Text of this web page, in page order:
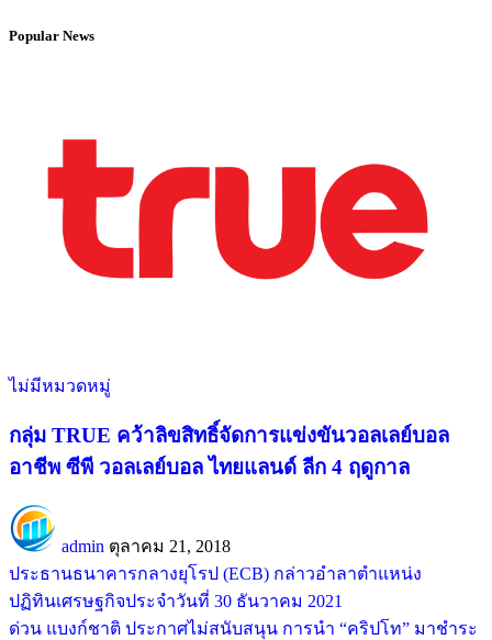
Popular News
ไม่มีหมวดหมู่
กลุ่ม TRUE คว้าลิขสิทธิ์จัดการแข่งขันวอลเลย์บอล
อาชีพ ซีพี วอลเลย์บอล ไทยแลนด์ ลีก 4 ฤดูกาล
admin ตุลาคม 21, 2018
ประธานธนาคารกลางยุโรป (ECB) กล่าวอำลาตำแหน่ง
ปฏิทินเศรษฐกิจประจำวันที่ 30 ธันวาคม 2021
ด่วน แบงก์ชาติ ประกาศไม่สนับสนุน การนำ “คริปโท” มาชำระ